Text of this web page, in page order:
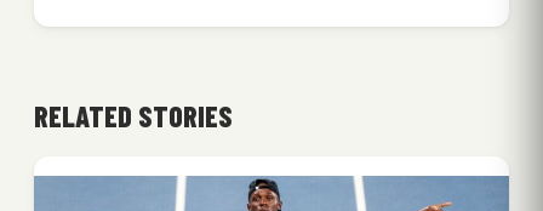
RELATED STORIES